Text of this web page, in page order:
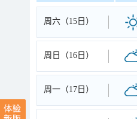
周六（15日）
周日（16日）
周一（17日）